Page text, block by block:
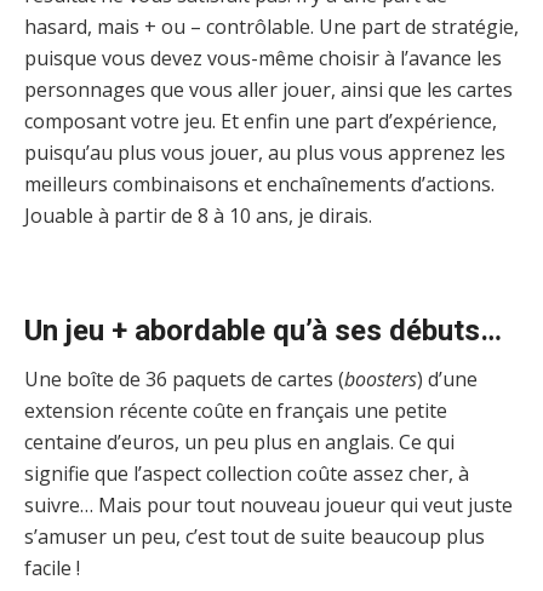
hasard, mais + ou – contrôlable. Une part de stratégie,
puisque vous devez vous-même choisir à l’avance les
personnages que vous aller jouer, ainsi que les cartes
composant votre jeu. Et enfin une part d’expérience,
puisqu’au plus vous jouer, au plus vous apprenez les
meilleurs combinaisons et enchaînements d’actions.
Jouable à partir de 8 à 10 ans, je dirais.
Un jeu + abordable qu’à ses débuts…
Une boîte de 36 paquets de cartes (boosters) d’une
extension récente coûte en français une petite
centaine d’euros, un peu plus en anglais. Ce qui
signifie que l’aspect collection coûte assez cher, à
suivre… Mais pour tout nouveau joueur qui veut juste
s’amuser un peu, c’est tout de suite beaucoup plus
facile !